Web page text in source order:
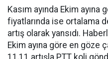
Kasım ayında Ekim
fiyatlarında ise ortalama
artış olarak yansıdı.
Ekim ayına göre en göze
11,11 artışla PTT koli